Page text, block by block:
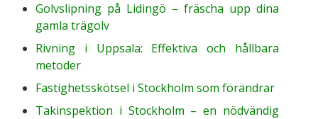
Golvslipning på Lidingö – fräscha upp dina
gamla trägolv
Rivning i Uppsala: Effektiva och hållbara
metoder
Fastighetsskötsel i Stockholm som förändrar
Takinspektion i Stockholm – en nödvändig